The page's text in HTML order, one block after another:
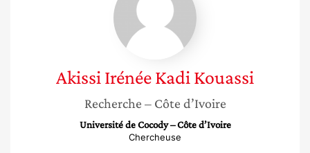
Kadi
Kouassi
Akissi IrénéeKadi Kouassi
Recherche – Côte d’Ivoire
Université de Cocody – Côte d’Ivoire
Chercheuse